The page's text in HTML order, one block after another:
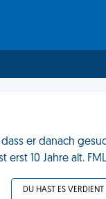
er danach
10 Jahre alt. FML
DU HAST ES VERDIENT